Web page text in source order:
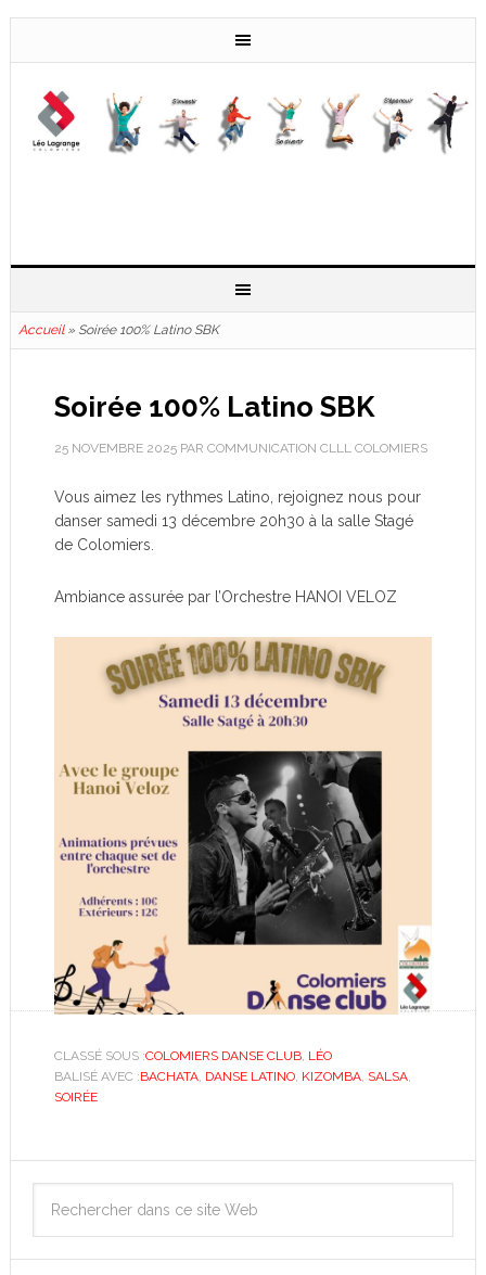
Accueil» Soirée 100% Latino SBK
Soirée 100% Latino SBK
25 NOVEMBRE 2025PAR COMMUNICATION CLLL COLOMIERS
Vous aimez les rythmes Latino, rejoignez nous pour
danser samedi 13 décembre 20h30 à la salle Stagé
de Colomiers.
Ambiance assurée par l’Orchestre HANOI VELOZ
CLASSÉ SOUS :COLOMIERS DANSE CLUB, LÉO
BALISÉ AVEC :BACHATA, DANSE LATINO, KIZOMBA, SALSA,
SOIRÉE